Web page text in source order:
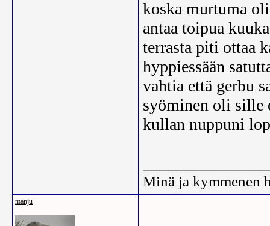
koska murtuma
antaa toipua
terrasta piti ottaa
hyppiessään
vahtia että gerbu
syöminen oli sille
kullan nuppuni
Minä ja kymmenen
manju